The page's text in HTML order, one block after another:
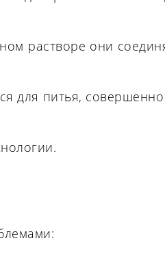
растворе они
для питья, совершенно